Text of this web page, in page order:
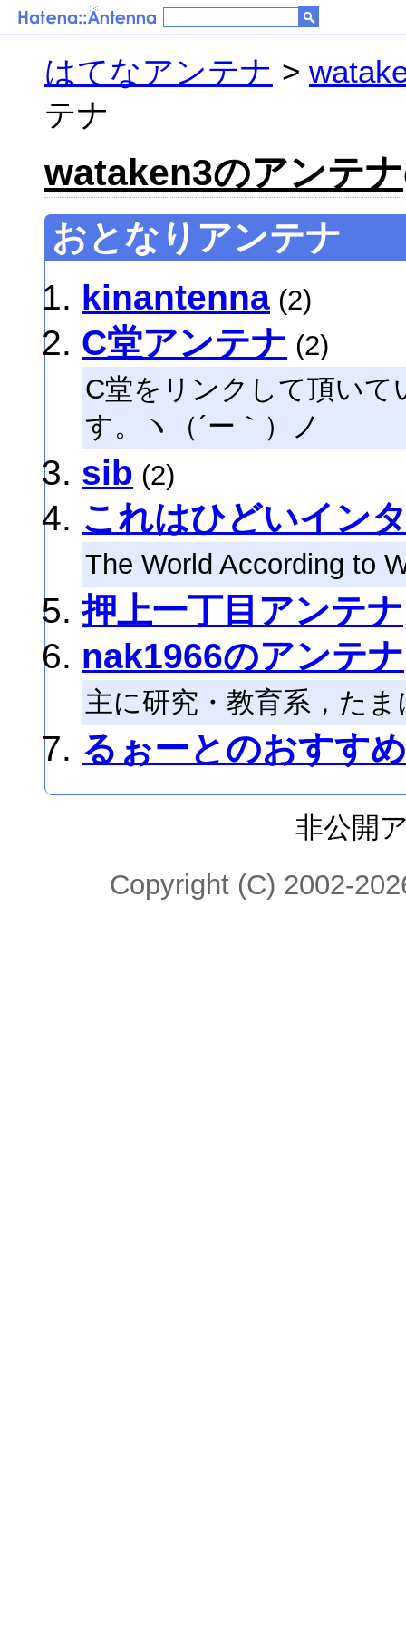
はてなアンテナ >
テナ
wataken3のアンテナ
おとなりアンテナ
kinantenna (2)
C堂アンテナ (2)
C堂をリンクして頂い
す。ヽ（´ー｀）ノ
sib (2)
これはひどいイン
The World According to
押上一丁目アンテナ
nak1966のアンテナ
主に研究・教育系，た
るぉーとのおすすめ
非公開
Copyright (C) 2002-